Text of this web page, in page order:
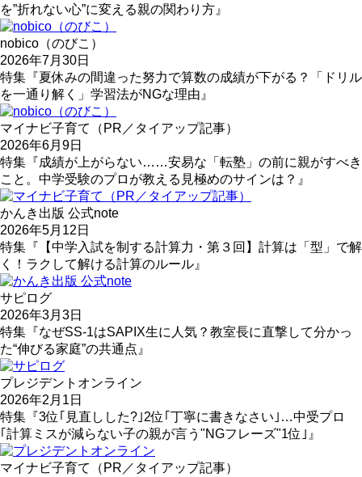
を”折れない心”に変える親の関わり方』
nobico（のびこ）
2026年7月30日
特集『夏休みの間違った努力で算数の成績が下がる？「ドリル
を一通り解く」学習法がNGな理由』
マイナビ子育て（PR／タイアップ記事）
2026年6月9日
特集『成績が上がらない……安易な「転塾」の前に親がすべき
こと。中学受験のプロが教える見極めのサインは？』
かんき出版 公式note
2026年5月12日
特集『【中学入試を制する計算力・第３回】計算は「型」で解
く！ラクして解ける計算のルール』
サピログ
2026年3月3日
特集『なぜSS-1はSAPIX生に人気？教室長に直撃して分かっ
た“伸びる家庭”の共通点』
プレジデントオンライン
2026年2月1日
特集『3位｢見直しした?｣2位｢丁寧に書きなさい｣…中受プロ
｢計算ミスが減らない子の親が言う"NGフレーズ"1位｣』
マイナビ子育て（PR／タイアップ記事）